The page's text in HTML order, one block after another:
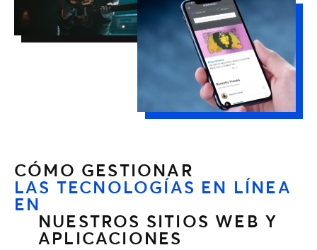
CÓMO GESTIONAR
LAS TECNOLOGÍAS EN LÍNEA
EN
NUESTROS SITIOS WEB Y
APLICACIONES